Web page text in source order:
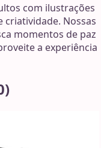
com ilustrações
criatividade. Nossas
momentos de paz
a experiência
)